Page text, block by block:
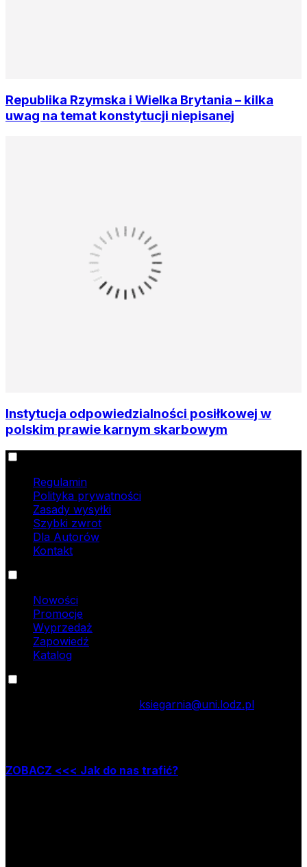
Republika Rzymska i Wielka Brytania – kilka
uwag na temat konstytucji niepisanej
Instytucja odpowiedzialności posiłkowej w
polskim prawie karnym skarbowym
Regulamin
Polityka prywatności
Zasady wysyłki
Szybki zwrot
Dla Autorów
Kontakt
Nowości
Promocje
Wyprzedaż
Zapowiedź
Katalog
ksiegarnia@uni.lodz.pl
ZOBACZ <<< Jak do nas trafić?